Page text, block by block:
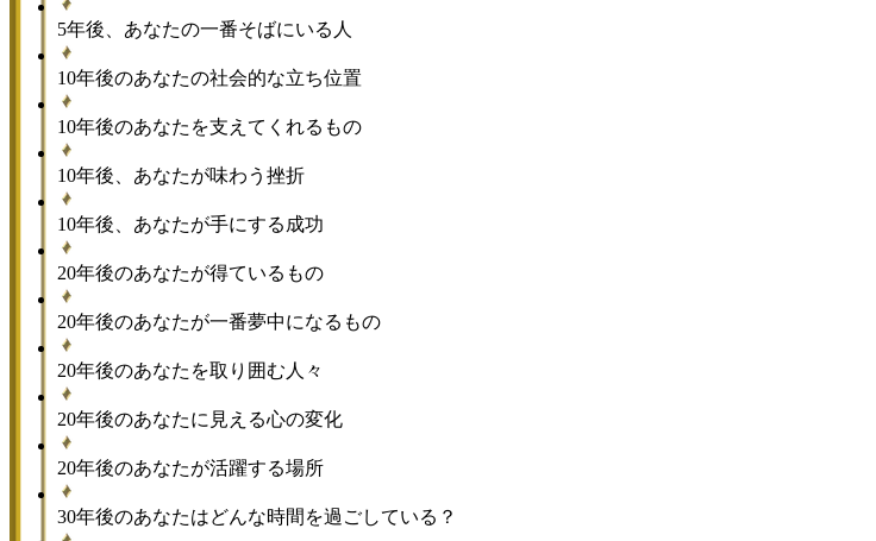
5年後、あなたの一番そばにいる人
10年後のあなたの社会的な立ち位置
10年後のあなたを支えてくれるもの
10年後、あなたが味わう挫折
10年後、あなたが手にする成功
20年後のあなたが得ているもの
20年後のあなたが一番夢中になるもの
20年後のあなたを取り囲む人々
20年後のあなたに見える心の変化
20年後のあなたが活躍する場所
30年後のあなたはどんな時間を過ごしている？